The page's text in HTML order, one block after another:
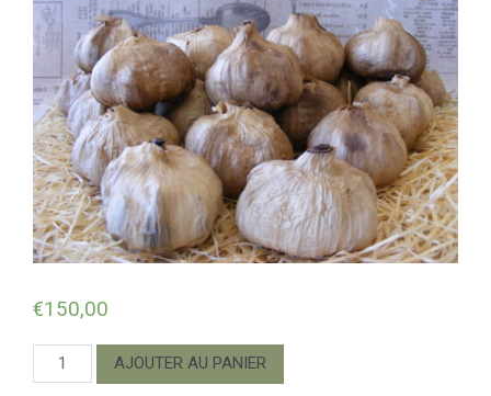
€150,00
quantité
de
AJOUTER AU PANIER